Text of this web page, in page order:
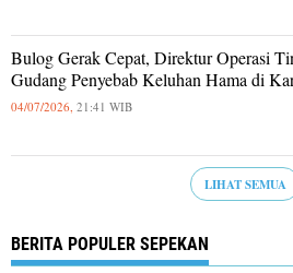
Bulog Gerak Cepat, Direktur Operasi
Gudang Penyebab Keluhan Hama di
04/07/2026, 21:41 WIB
LIHAT SEMUA
BERITA POPULER SEPEKAN